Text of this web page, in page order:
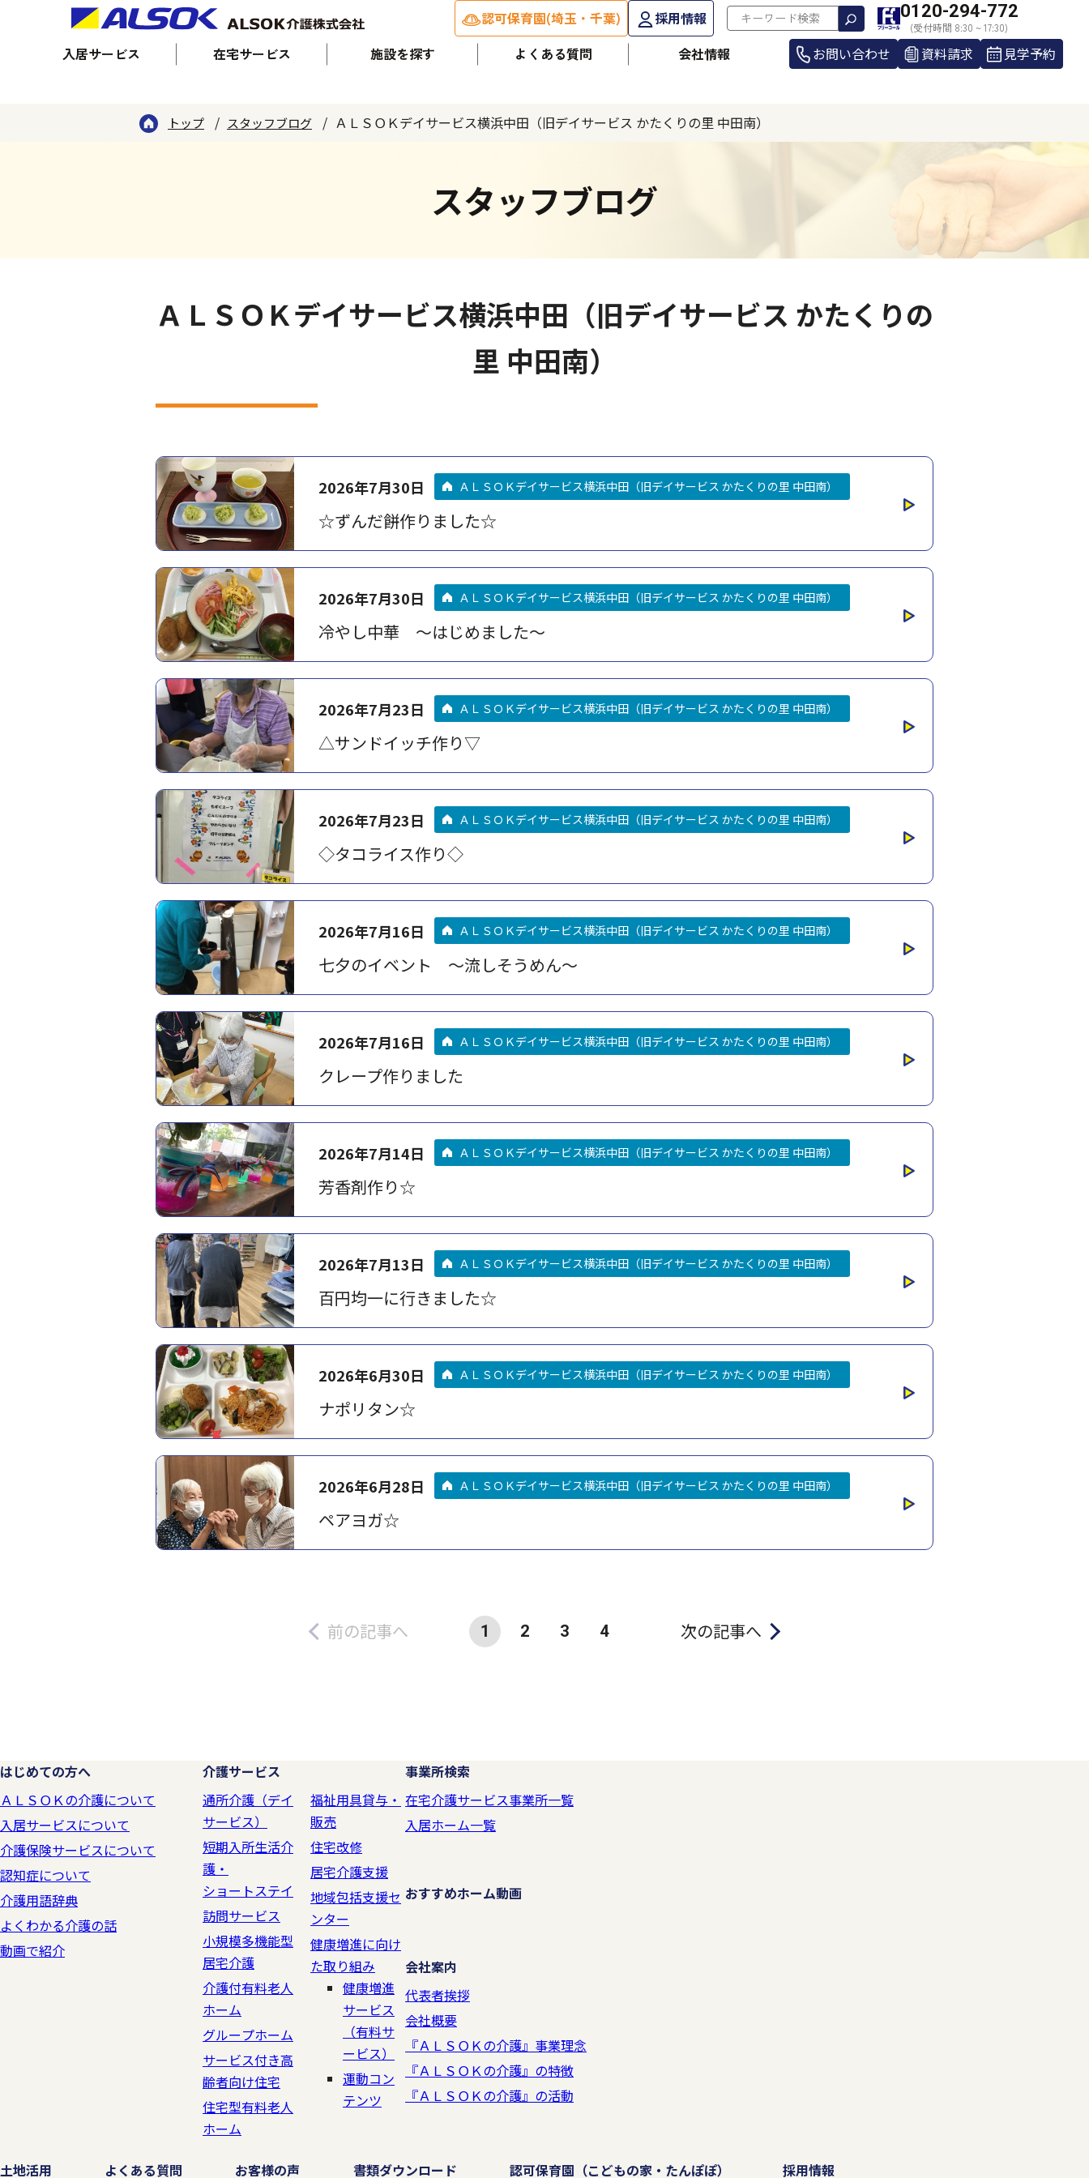
認可保育園(埼玉・千葉) 採用情報 0120-294-772
(受付時間 8:30 ~ 17:30)
入居サービス 在宅サービス 施設を探す よくある質問 会社情報 お問い合わせ 資料請求 見学予約
トップ スタッフブログ ＡＬＳＯＫデイサービス横浜中田（旧デイサービス かたくりの里 中田南）
スタッフブログ
ＡＬＳＯＫデイサービス横浜中田（旧デイサービス かたくりの
里 中田南）
2026年7月30日 ＡＬＳＯＫデイサービス横浜中田（旧デイサービス かたくりの里 中田南）
☆ずんだ餅作りました☆
2026年7月30日 ＡＬＳＯＫデイサービス横浜中田（旧デイサービス かたくりの里 中田南）
冷やし中華 ～はじめました～
2026年7月23日 ＡＬＳＯＫデイサービス横浜中田（旧デイサービス かたくりの里 中田南）
△サンドイッチ作り▽
2026年7月23日 ＡＬＳＯＫデイサービス横浜中田（旧デイサービス かたくりの里 中田南）
◇タコライス作り◇
2026年7月16日 ＡＬＳＯＫデイサービス横浜中田（旧デイサービス かたくりの里 中田南）
七夕のイベント ～流しそうめん～
2026年7月16日 ＡＬＳＯＫデイサービス横浜中田（旧デイサービス かたくりの里 中田南）
クレープ作りました
2026年7月14日 ＡＬＳＯＫデイサービス横浜中田（旧デイサービス かたくりの里 中田南）
芳香剤作り☆
2026年7月13日 ＡＬＳＯＫデイサービス横浜中田（旧デイサービス かたくりの里 中田南）
百円均一に行きました☆
2026年6月30日 ＡＬＳＯＫデイサービス横浜中田（旧デイサービス かたくりの里 中田南）
ナポリタン☆
2026年6月28日 ＡＬＳＯＫデイサービス横浜中田（旧デイサービス かたくりの里 中田南）
ペアヨガ☆
前の記事へ 次の記事へ
1 2 3 4
はじめての方へ
ＡＬＳＯＫの介護について
入居サービスについて
介護保険サービスについて
認知症について
介護用語辞典
よくわかる介護の話
動画で紹介
介護サービス
通所介護（デイ
サービス）
短期入所生活介
護・
ショートステイ
訪問サービス
小規模多機能型
居宅介護
介護付有料老人
ホーム
グループホーム
サービス付き高
齢者向け住宅
住宅型有料老人
ホーム
福祉用具貸与・
販売
住宅改修
居宅介護支援
地域包括支援セ
ンター
健康増進に向け
た取り組み
健康増進
サービス
（有料サ
ービス）
運動コン
テンツ
事業所検索
在宅介護サービス事業所一覧
入居ホーム一覧
おすすめホーム動画
会社案内
代表者挨拶
会社概要
『ＡＬＳＯＫの介護』事業理念
『ＡＬＳＯＫの介護』の特徴
『ＡＬＳＯＫの介護』の活動
土地活用 よくある質問 お客様の声 書類ダウンロード 認可保育園 （こどもの家・たんぽぽ） 採用情報